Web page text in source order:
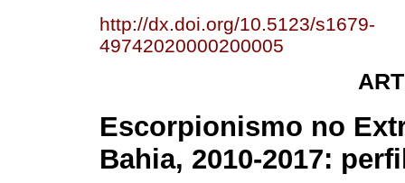
http://dx.doi.org/10.5123/s1679-
49742020000200005
Escorpionismo no
Bahia, 2010-2017: